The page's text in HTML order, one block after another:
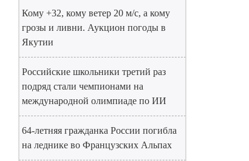
Кому +32, кому ветер 20 м/с, а кому
грозы и ливни. Аукцион погоды в
Якутии
Российские школьники третий раз
подряд стали чемпионами на
международной олимпиаде по ИИ
64-летняя гражданка России погибла
на леднике во Французских Альпах